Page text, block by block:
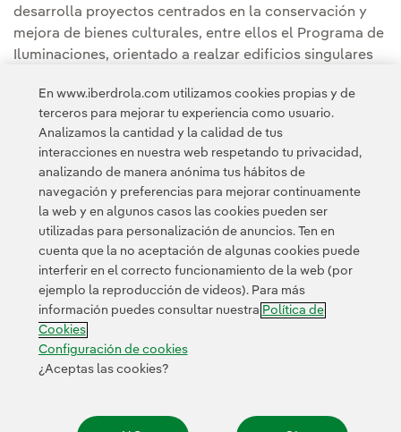
desarrolla proyectos centrados en la conservación y
mejora de bienes culturales, entre ellos el Programa de
Iluminaciones, orientado a realzar edificios singulares
exterior.
Puedes leer la noticia completa en la Sala de
comunicación de Iberdrola España.
Contacta Clientes Política de Privacidad Información legal
Transparencia en el uso de la IA
Configuración de cookies Accesibilidad
En www.iberdrola.com utilizamos cookies propias y de
terceros para mejorar tu experiencia como usuario.
Analizamos la cantidad y la calidad de tus
interacciones en nuestra web respetando tu privacidad,
analizando de manera anónima tus hábitos de
navegación y preferencias para mejorar continuamente
la web y en algunos casos las cookies pueden ser
utilizadas para personalización de anuncios. Ten en
cuenta que la no aceptación de algunas cookies puede
interferir en el correcto funcionamiento de la web (por
ejemplo la reproducción de videos). Para más
información puedes consultar nuestra Política de
Cookies
Configuración de cookies
¿Aceptas las cookies?